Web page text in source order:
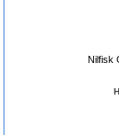
Nilfisk